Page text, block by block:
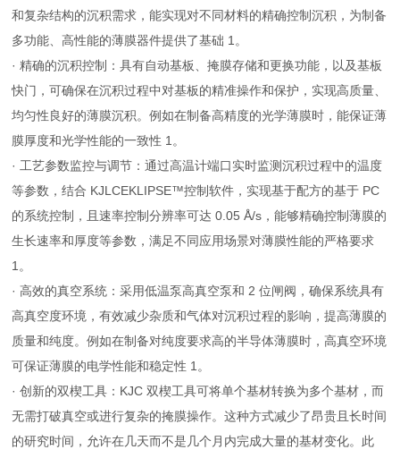
和复杂结构的沉积需求，能实现对不同材料的精确控制沉积，为制备
多功能、高性能的薄膜器件提供了基础 1。
· 精确的沉积控制：具有自动基板、掩膜存储和更换功能，以及基板
快门，可确保在沉积过程中对基板的精准操作和保护，实现高质量、
均匀性良好的薄膜沉积。例如在制备高精度的光学薄膜时，能保证薄
膜厚度和光学性能的一致性 1。
· 工艺参数监控与调节：通过高温计端口实时监测沉积过程中的温度
等参数，结合 KJLCEKLIPSE™控制软件，实现基于配方的基于 PC
的系统控制，且速率控制分辨率可达 0.05 Å/s，能够精确控制薄膜的
生长速率和厚度等参数，满足不同应用场景对薄膜性能的严格要求
1。
· 高效的真空系统：采用低温泵高真空泵和 2 位闸阀，确保系统具有
高真空度环境，有效减少杂质和气体对沉积过程的影响，提高薄膜的
质量和纯度。例如在制备对纯度要求高的半导体薄膜时，高真空环境
可保证薄膜的电学性能和稳定性 1。
· 创新的双楔工具：KJC 双楔工具可将单个基材转换为多个基材，而
无需打破真空或进行复杂的掩膜操作。这种方式减少了昂贵且长时间
的研究时间，允许在几天而不是几个月内完成大量的基材变化。此